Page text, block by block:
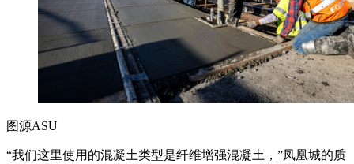
图源ASU
“我们这里使用的混凝土类型是纤维增强混凝土，”凤凰城的质